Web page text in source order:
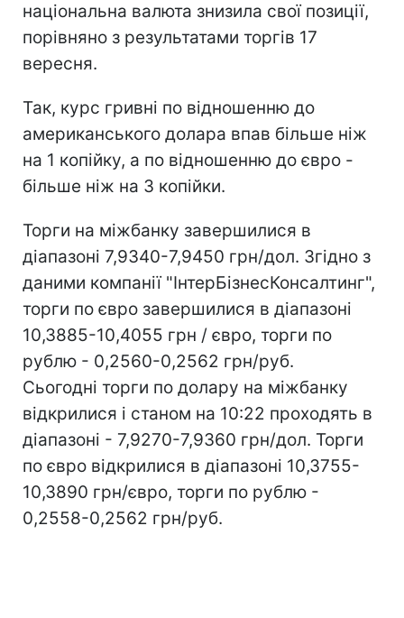
національна валюта знизила свої позиції,
порівняно з результатами торгів 17
вересня.
Так, курс гривні по відношенню до
американського долара впав більше ніж
на 1 копійку, а по відношенню до євро -
більше ніж на 3 копійки.
Торги на міжбанку завершилися в
діапазоні 7,9340-7,9450 грн/дол. Згідно з
даними компанії "ІнтерБізнесКонсалтинг",
торги по євро завершилися в діапазоні
10,3885-10,4055 грн / євро, торги по
рублю - 0,2560-0,2562 грн/руб.
Сьогодні торги по долару на міжбанку
відкрилися і станом на 10:22 проходять в
діапазоні - 7,9270-7,9360 грн/дол. Торги
по євро відкрилися в діапазоні 10,3755-
10,3890 грн/євро, торги по рублю -
0,2558-0,2562 грн/руб.